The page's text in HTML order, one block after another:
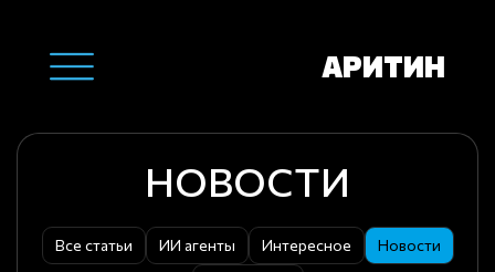
АРИТИН
НОВОСТИ
Все статьи ИИ агенты Интересное
Новости